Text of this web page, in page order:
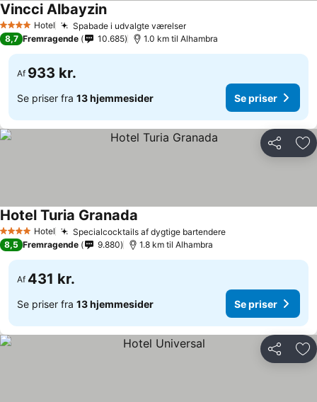
4 StjernerHotel Spabade i udvalgte værelserSe priser
Vincci AlbayzinSe priser
8,7 Fremragende 10.685 1.0 km til Alhambra
Af 933 kr.
Se priser fra 13 hjemmesider Se priser
Del
4 StjernerHotel Specialcocktails af dygtige bartendereSe priser
Hotel Turia Granada
8,5 Fremragende 9.880 1.8 km til Alhambra
Af 431 kr.
Se priser fra 13 hjemmesider Se priser
Del